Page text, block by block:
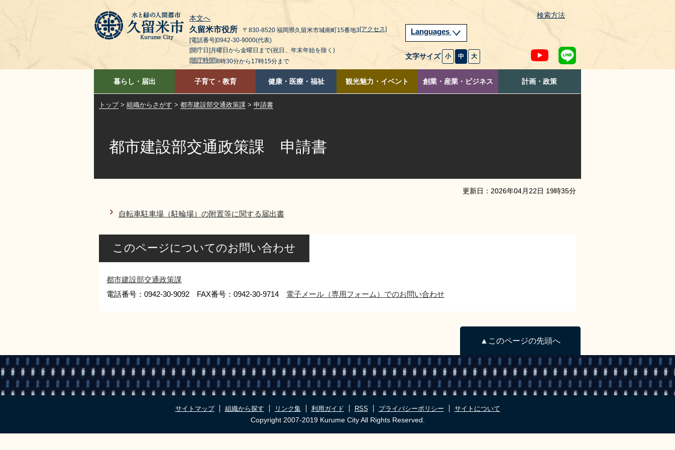
本文へ 検索方法
久留米市役所 〒830-8520 福岡県久留米市城南町15番地3[アクセス]
[電話番号]0942-30-9000(代表)
[開庁日]月曜日から金曜日まで(祝日、年末年始を除く)
[開庁時間]8時30分から17時15分まで
Languages
文字サイズ 小 中 大
暮らし・届出 子育て・教育 健康・医療・福祉 観光魅力・イベント 創業・産業・ビジネス 計画・政策
トップ> 組織からさがす > 都市建設部交通政策課 > 申請書
都市建設部交通政策課 申請書
更新日： 2026年04月 22日 19時35分
自転車駐車場（駐輪場）の附置等に関する届出書
このページについてのお問い合わせ
都市建設部交通政策課
電話番号：0942-30-9092 FAX番号：0942-30-9714 電子メール（専用フォーム）でのお問い合わせ
▲このページの先頭へ
サイトマップ 組織から探す リンク集 利用ガイド RSS プライバシーポリシー サイトについて
Copyright 2007-2019 Kurume City All Rights Reserved.